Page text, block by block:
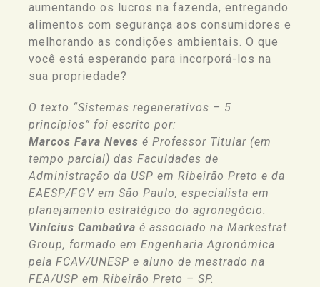
aumentando os lucros na fazenda, entregando
alimentos com segurança aos consumidores e
melhorando as condições ambientais. O que
você está esperando para incorporá-los na
sua propriedade?
O texto “Sistemas regenerativos – 5
princípios” foi escrito por:
Marcos Fava Neves é Professor Titular (em
tempo parcial) das Faculdades de
Administração da USP em Ribeirão Preto e da
EAESP/FGV em São Paulo, especialista em
planejamento estratégico do agronegócio.
Vinícius Cambaúva é associado na Markestrat
Group, formado em Engenharia Agronômica
pela FCAV/UNESP e aluno de mestrado na
FEA/USP em Ribeirão Preto – SP.